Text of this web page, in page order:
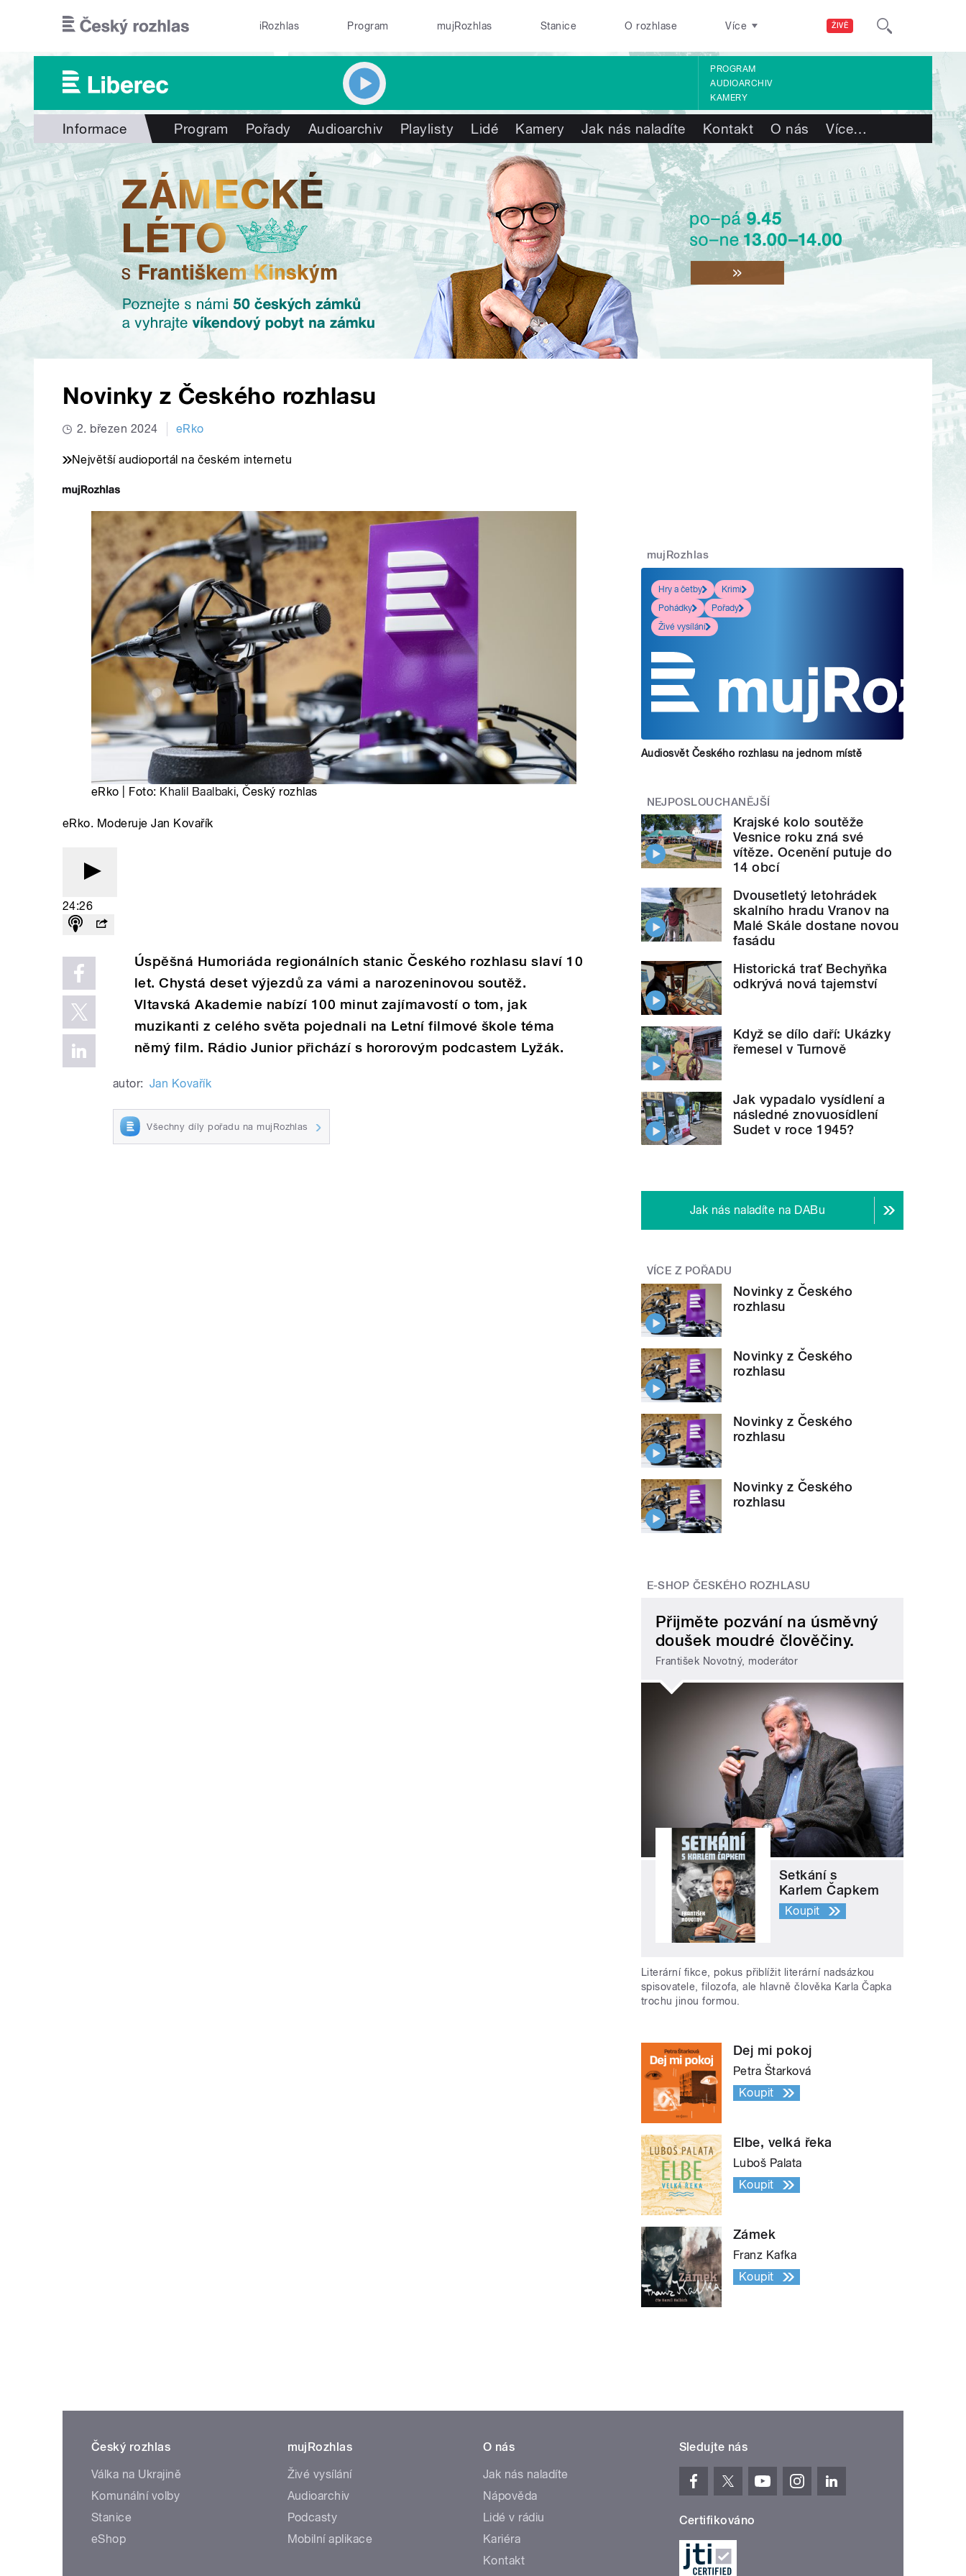
ŽIVĚ
iRozhlas Program mujRozhlas Stanice O rozhlase Více
PROGRAM
AUDIOARCHIV
KAMERY
Informace Program Pořady Audioarchiv Playlisty Lidé Kamery Jak nás naladíte Kontakt O nás Více…
Novinky z Českého rozhlasu
2. březen 2024 eRko
Největší audioportál na českém internetu
eRko | Foto: Khalil Baalbaki, Český rozhlas
eRko. Moderuje Jan Kovařík
24:26
Úspěšná Humoriáda regionálních stanic Českého rozhlasu slaví 10
let. Chystá deset výjezdů za vámi a narozeninovou soutěž.
Vltavská Akademie nabízí 100 minut zajímavostí o tom, jak
muzikanti z celého světa pojednali na Letní filmové škole téma
němý film. Rádio Junior přichází s hororovým podcastem Lyžák.
autor: Jan Kovařík
Všechny díly pořadu na mujRozhlas
mujRozhlas
Hry a četby
Krimi
Pohádky
Pořady
Živé vysílání
Audiosvět Českého rozhlasu na jednom místě
NEJPOSLOUCHANĚJŠÍ
Krajské kolo soutěže
Vesnice roku zná své
vítěze. Ocenění putuje do
14 obcí
Dvousetletý letohrádek
skalního hradu Vranov na
Malé Skále dostane novou
fasádu
Historická trať Bechyňka
odkrývá nová tajemství
Když se dílo daří: Ukázky
řemesel v Turnově
Jak vypadalo vysídlení a
následné znovuosídlení
Sudet v roce 1945?
Jak nás naladíte na DABu
VÍCE Z POŘADU
Novinky z Českého
rozhlasu
Novinky z Českého
rozhlasu
Novinky z Českého
rozhlasu
Novinky z Českého
rozhlasu
E-SHOP ČESKÉHO ROZHLASU
Přijměte pozvání na úsměvný
doušek moudré člověčiny.
František Novotný, moderátor
Setkání s
Karlem Čapkem
Koupit
Literární fikce, pokus přiblížit literární nadsázkou
spisovatele, filozofa, ale hlavně člověka Karla Čapka
trochu jinou formou.
Dej mi pokoj
Petra Štarková
Koupit
Elbe, velká řeka
Luboš Palata
Koupit
Zámek
Franz Kafka
Koupit
Český rozhlas
Válka na Ukrajině
Komunální volby
Stanice
eShop
mujRozhlas
Živé vysílání
Audioarchiv
Podcasty
Mobilní aplikace
O nás
Jak nás naladíte
Nápověda
Lidé v rádiu
Kariéra
Kontakt
Sledujte nás
Certifikováno